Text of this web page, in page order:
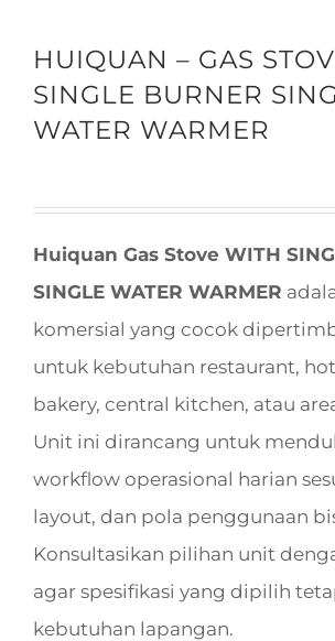
HUIQUAN – GAS
SINGLE BURNER
WATER WARMER
Huiquan Gas Stove WITH
SINGLE WATER WARMER
komersial yang cocok
untuk kebutuhan restaurant,
bakery, central kitchen, atau
Unit ini dirancang untuk
workflow operasional harian
layout, dan pola penggunaan
Konsultasikan pilihan unit
agar spesifikasi yang dipilih
kebutuhan lapangan.